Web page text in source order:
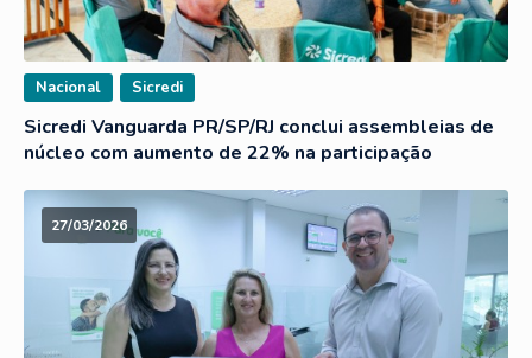
Nacional Sicredi
Sicredi Vanguarda PR/SP/RJ conclui assembleias de
núcleo com aumento de 22% na participação
27/03/2026